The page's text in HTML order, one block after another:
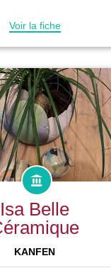
Voir la fiche
Isa Belle
KANFEN